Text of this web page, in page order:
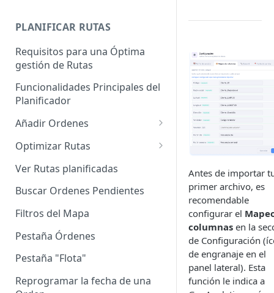
Enterprise]
Vehículos
Agrupación de dispositivos
Asignación de dispositivos a
usuarios
PLANIFICAR RUTAS
Requisitos para una Óptima
gestión de Rutas
Funcionalidades Principales del
Planificador
Añadir Ordenes
Definición de una Orden
Añadir de forma manual
Añadir con el archivo standard
Añadir con Plantilla propia
Añadir con la plantilla
Añadir desde Tiendas e-
Optimizar Rutas
¿Cómo Saber si mi ruta está
optimizada?
Variables para optimizar las
Rutas
Definir la Ventana Horaria de
Ver Rutas planificadas
Buscar Ordenes Pendientes
Filtros del Mapa
Pestaña Órdenes
Pestaña "Flota"
Reprogramar la fecha de una
Antes de importar
primer archivo, es
recomendable
configurar el
columnas en la
de Configuración
de engranaje en el
panel lateral). Esta
función le indica a